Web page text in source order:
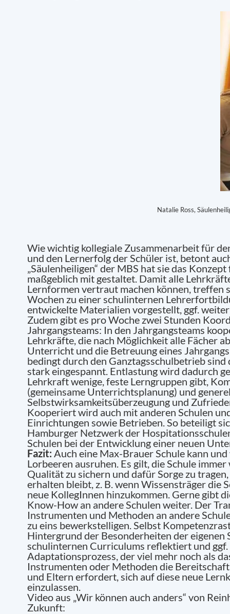
Natalie Ross,
Wie wichtig kollegiale Zusammenarbeit für
und den Lernerfolg der Schüler ist, betont
„Säulenheiligen“ der MBS hat sie das
maßgeblich mit gestaltet. Damit alle
Lernformen vertraut machen können, treffen
Wochen zu einer schulinternen
entwickelte Materialien vorgestellt, ggf.
Zudem gibt es pro Woche zwei Stunden
Jahrgangsteams: In den Jahrgangsteams
Lehrkräfte, die nach Möglichkeit alle Fächer
Unterricht und die Betreuung eines
bedingt durch den Ganztagsschulbetrieb
stark eingespannt. Entlastung wird dadurch
Lehrkraft wenige, feste Lerngruppen gibt,
(gemeinsame Unterrichtsplanung) und
Selbstwirksamkeitsüberzeugung und
Kooperiert wird auch mit anderen Schulen
Einrichtungen sowie Betrieben. So beteiligt
Hamburger Netzwerk der
Schulen bei der Entwicklung einer neuen
Fazit: Auch eine Max-Brauer Schule kann
Lorbeeren ausruhen. Es gilt, die Schule
Qualität zu sichern und dafür Sorge zu
erhalten bleibt, z. B. wenn Wissensträger die
neue KollegInnen hinzukommen. Gerne gibt
Know-How an andere Schulen weiter. Der
Instrumenten und Methoden an andere
zu eins bewerkstelligen. Selbst
Hintergrund der Besonderheiten der eigenen
schulinternen Curriculums reflektiert und ggf.
Adaptationsprozess, der viel mehr noch als
Instrumenten oder Methoden die
und Eltern erfordert, sich auf diese neue
einzulassen.
Video aus „Wir können auch anders“ von
Zukunft: